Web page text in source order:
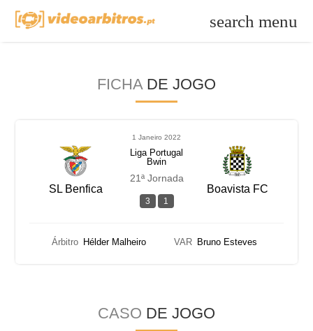
search menu
FICHA DE JOGO
SL Benfica
1 Janeiro 2022
Liga Portugal
Bwin
21ª Jornada
3 1
Boavista FC
Árbitro Hélder Malheiro VAR Bruno Esteves
CASO DE JOGO